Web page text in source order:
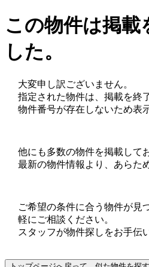
この物件は掲載
した。
大変申し訳ございません。
指定された物件は、掲載を終
物件番号が存在しないため表
他にも多数の物件を掲載して
最新の物件情報より、あらた
ご希望の条件に合う物件が見
軽にご相談ください。
スタッフが物件探しをお手伝